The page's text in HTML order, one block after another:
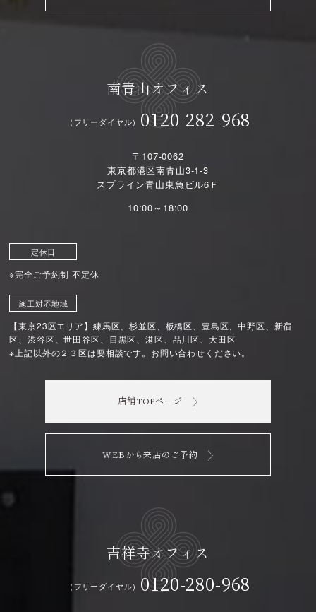
南青山オフィス
（フリーダイヤル） 0120-282-968
〒107-0062
東京都港区南青山3-1-3
スプライン青山東急ビル6Ｆ
10:00～18:00
定休日
※完全ご予約制 不定休
施工対応地域
【東京23区エリア】練馬区、杉並区、板橋区、豊島区、中野区、新宿
区、渋谷区、世田谷区、目黒区、港区、品川区、大田区
※上記以外の２３区は要相談です。お問い合わせください。
店舗TOPページ
WEBから来店のご予約
吉祥寺オフィス
（フリーダイヤル） 0120-280-968